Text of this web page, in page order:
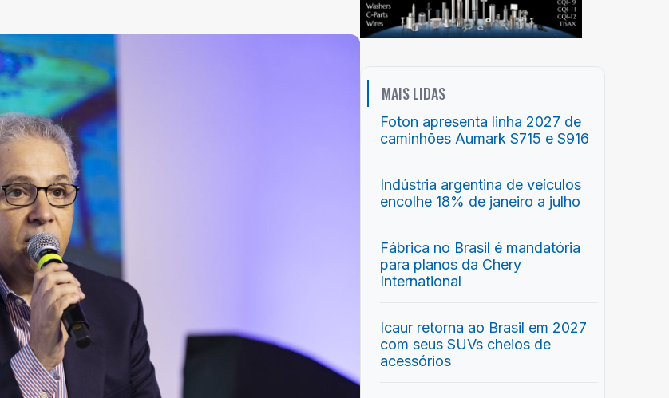
MAIS LIDAS
Foton apresenta linha 2027 de
caminhões Aumark S715 e S916
Indústria argentina de veículos
encolhe 18% de janeiro a julho
Fábrica no Brasil é mandatória
para planos da Chery
International
Icaur retorna ao Brasil em 2027
com seus SUVs cheios de
acessórios